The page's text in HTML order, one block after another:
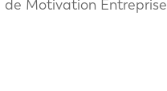
de Motivation Entreprise